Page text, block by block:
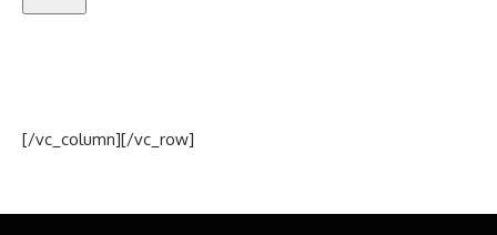
[/vc_column][/vc_row]